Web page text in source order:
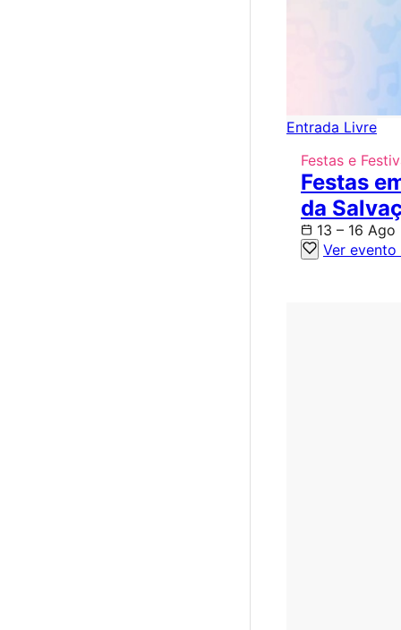
Entrada Livre
Festas e
Festas
da
13 – 16 Ago
Ver